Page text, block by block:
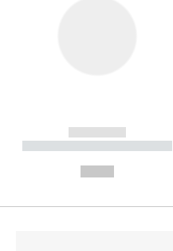
------------
----------- ----------- --------